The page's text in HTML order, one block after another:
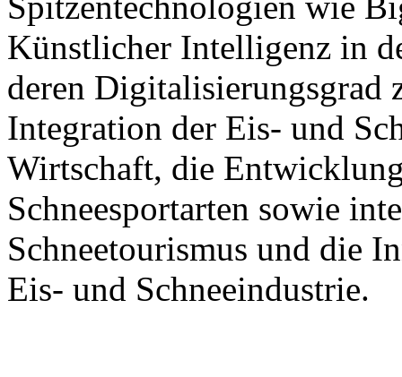
Künstlicher Intelligenz in
deren Digitalisierungsgrad
Integration der Eis- und
Wirtschaft, die
Schneesportarten sowie
Schneetourismus und die
Eis- und Schneeindustrie.